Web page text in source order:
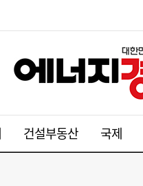
건설부동산 국제